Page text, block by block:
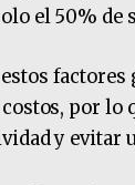
el 50% de
por
y evitar